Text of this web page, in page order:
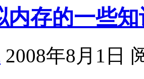
内存的一些知
2008年8月1日